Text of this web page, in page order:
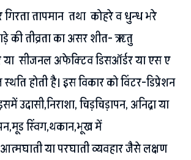
गिरता तापमान तथा कोहरे व धुन्ध भरे
की तीव्रता का असर शीत- ऋतु
या सीजनल अफेक्टिव डिसऑर्डर या एस ए
होती है। इस विकार को विंटर-डिप्रेशन
उदासी,निराशा, चिड़चिड़ापन, अनिद्रा या
स्विंग,थकान,भूख में
या परघाती व्यवहार जैसे लक्षण